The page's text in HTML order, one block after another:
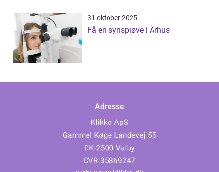
31 oktober 2025
Få en synsprøve i Århus
Adresse